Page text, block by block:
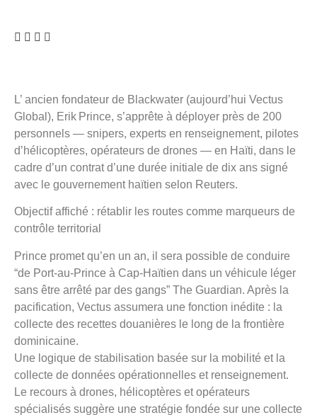
L’ ancien fondateur de Blackwater (aujourd’hui Vectus
Global), Erik Prince, s’apprête à déployer près de 200
personnels — snipers, experts en renseignement, pilotes
d’hélicoptères, opérateurs de drones — en Haïti, dans le
cadre d’un contrat d’une durée initiale de dix ans signé
avec le gouvernement haïtien selon Reuters.
Objectif affiché : rétablir les routes comme marqueurs de
contrôle territorial
Prince promet qu’en un an, il sera possible de conduire
“de Port‑au‑Prince à Cap‑Haïtien dans un véhicule léger
sans être arrêté par des gangs” The Guardian. Après la
pacification, Vectus assumera une fonction inédite : la
collecte des recettes douanières le long de la frontière
dominicaine.
Une logique de stabilisation basée sur la mobilité et la
collecte de données opérationnelles et renseignement.
Le recours à drones, hélicoptères et opérateurs
spécialisés suggère une stratégie fondée sur une collecte